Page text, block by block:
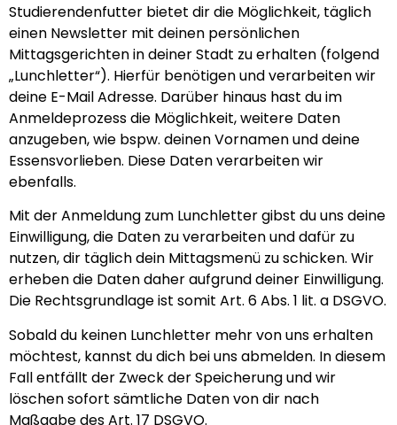
Studierendenfutter bietet dir die Möglichkeit, täglich
einen Newsletter mit deinen persönlichen
Mittagsgerichten in deiner Stadt zu erhalten (folgend
„Lunchletter“). Hierfür benötigen und verarbeiten wir
deine E-Mail Adresse. Darüber hinaus hast du im
Anmeldeprozess die Möglichkeit, weitere Daten
anzugeben, wie bspw. deinen Vornamen und deine
Essensvorlieben. Diese Daten verarbeiten wir
ebenfalls.
Mit der Anmeldung zum Lunchletter gibst du uns deine
Einwilligung, die Daten zu verarbeiten und dafür zu
nutzen, dir täglich dein Mittagsmenü zu schicken. Wir
erheben die Daten daher aufgrund deiner Einwilligung.
Die Rechtsgrundlage ist somit Art. 6 Abs. 1 lit. a DSGVO.
Sobald du keinen Lunchletter mehr von uns erhalten
möchtest, kannst du dich bei uns abmelden. In diesem
Fall entfällt der Zweck der Speicherung und wir
löschen sofort sämtliche Daten von dir nach
Maßgabe des Art. 17 DSGVO.